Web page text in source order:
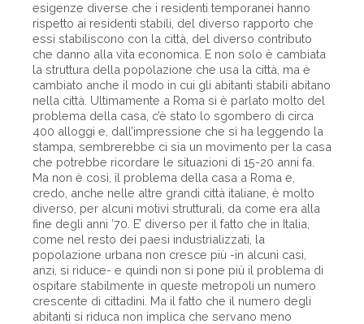
esigenze diverse che i residenti temporanei hanno
rispetto ai residenti stabili, del diverso rapporto che
essi stabiliscono con la città, del diverso contributo
che danno alla vita economica. E non solo è cambiata
la struttura della popolazione che usa la città, ma è
cambiato anche il modo in cui gli abitanti stabili abitano
nella città. Ultimamente a Roma si è parlato molto del
problema della casa, c’è stato lo sgombero di circa
400 alloggi e, dall’impressione che si ha leggendo la
stampa, sembrerebbe ci sia un movimento per la casa
che potrebbe ricordare le situazioni di 15-20 anni fa.
Ma non è così, il problema della casa a Roma e,
credo, anche nelle altre grandi città italiane, è molto
diverso, per alcuni motivi strutturali, da come era alla
fine degli anni ’70. E’ diverso per il fatto che in Italia,
come nel resto dei paesi industrializzati, la
popolazione urbana non cresce più -in alcuni casi,
anzi, si riduce- e quindi non si pone più il problema di
ospitare stabilmente in queste metropoli un numero
crescente di cittadini. Ma il fatto che il numero degli
abitanti si riduca non implica che servano meno